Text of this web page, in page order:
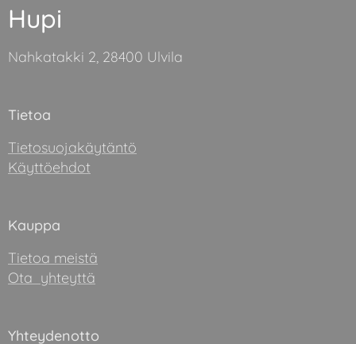
Hupi
Nahkatakki 2, 28400 Ulvila
Tietoa
Tietosuojakäytäntö
Käyttöehdot
Kauppa
Tietoa meistä
Ota yhteyttä
Yhteydenotto